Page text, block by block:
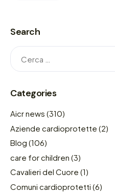
Search
Categories
Aicr news (310)
Aziende cardioprotette (2)
Blog (106)
care for children (3)
Cavalieri del Cuore (1)
Comuni cardioprotetti (6)